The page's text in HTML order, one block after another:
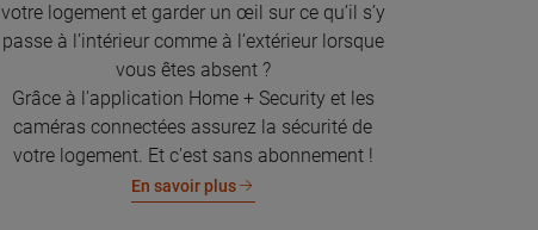
votre logement et garder un œil sur ce qu’il s’y
passe à l’intérieur comme à l’extérieur lorsque
vous êtes absent ?
Grâce à l'application Home + Security et les
caméras connectées assurez la sécurité de
votre logement. Et c'est sans abonnement !
En savoir plus